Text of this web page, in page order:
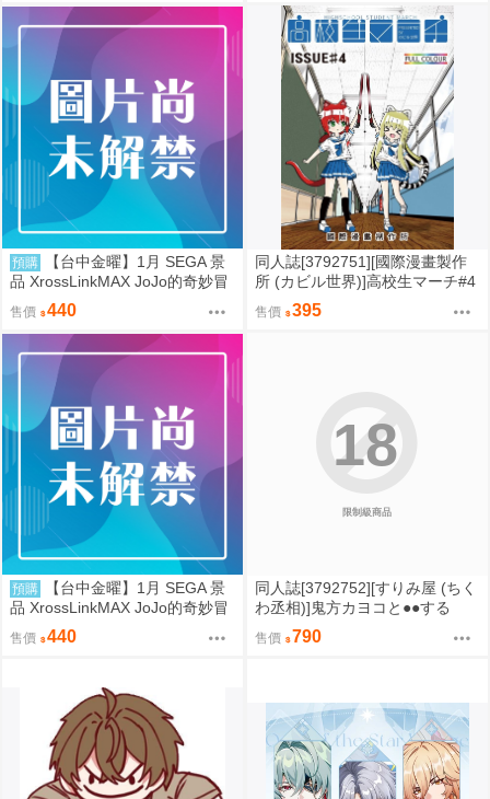
預購
【台中金曜】1月 SEGA 景
品 XrossLinkMAX JoJo的奇妙冒
險 石之海 空條徐倫 0901
售價 440
同人誌[3792751][國際漫畫製作
所 (カビル世界)]高校生マーチ#4
(原創)
售價 395
預購
【台中金曜】1月 SEGA 景
品 XrossLinkMAX JoJo的奇妙冒
險 石之海 恩里克 普奇 0901
售價 440
限制級商品
18
同人誌[3792752][すりみ屋 (ちく
わ丞相)]鬼方カヨコと●●する
本 総集編 (蔚藍檔案)
售價 790